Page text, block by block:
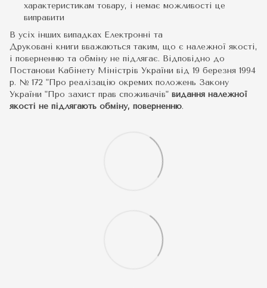
характеристикам товару, і немає можливості це
виправити
В усіх інших випадках Електронні та
Друковані книги вважаються таким, що є належної якості,
і поверненню та обміну не підлягає. Відповідно до
Постанови Кабінету Міністрів України від 19 березня 1994
р. № 172 "Про реалізацію окремих положень Закону
України "Про захист прав споживачів" видання належної
якості не підлягають обміну, поверненню.